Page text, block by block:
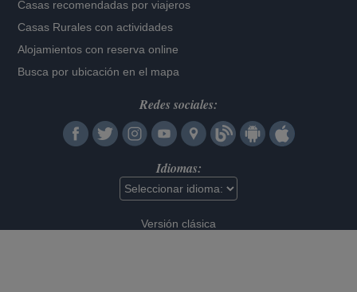
Casas recomendadas por viajeros
Casas Rurales con actividades
Alojamientos con reserva online
Busca por ubicación en el mapa
Redes sociales:
Idiomas:
Versión clásica